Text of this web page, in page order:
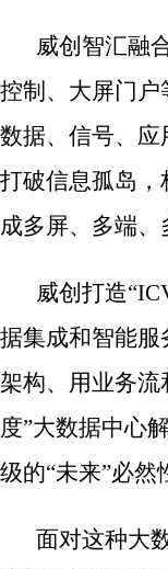
威创智汇融
控制、大屏门
数据、信号、
打破信息孤岛
成多屏、多端
威创打造
据集成和智能
架构、用业务
度”大数据中心
级的“未来”必然
面对这种大